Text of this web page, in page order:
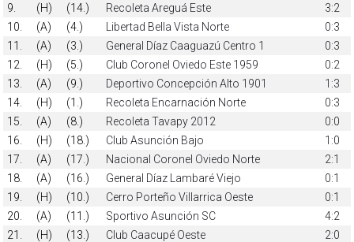
9.
(H) (14.) Recoleta Areguá Este
3:2
10.
(A) (4.) Libertad Bella Vista Norte
0:3
11.
(A) (3.) General Díaz Caaguazú Centro 1
0:3
12.
(H) (5.) Club Coronel Oviedo Este 1959
0:2
13.
(A) (9.) Deportivo Concepción Alto 1901
1:3
14.
(H) (1.) Recoleta Encarnación Norte
0:3
15.
(A) (8.) Recoleta Tavapy 2012
0:0
16.
(H) (18.) Club Asunción Bajo
1:0
17.
(A) (17.) Nacional Coronel Oviedo Norte
2:1
18.
(A) (16.) General Díaz Lambaré Viejo
0:1
19.
(H) (10.) Cerro Porteño Villarrica Oeste
0:1
20.
(A) (11.) Sportivo Asunción SC
4:2
21.
(H) (13.) Club Caacupé Oeste
2:0